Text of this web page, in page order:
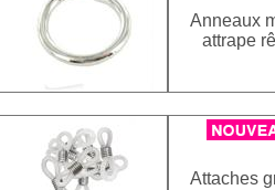
Anneaux
attrape
Attaches